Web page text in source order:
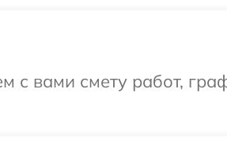
с вами смету работ,